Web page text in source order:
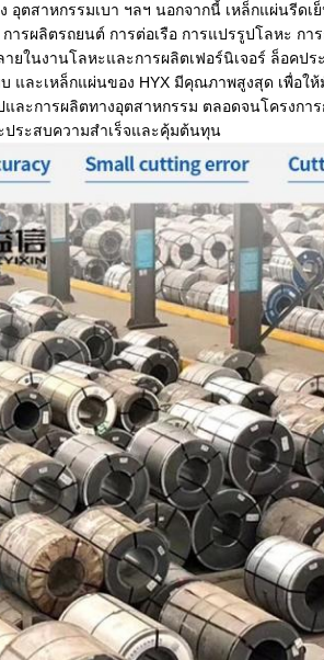
อุตสาหกรรมเบา ฯลฯ นอกจากนี้ เหล็กแผ่นรี
ารผลิตรถยนต์ การต่อเรือ การแปรรูปโลหะ กา
ยในงานโลหะและการผลิตเฟอร์นิเจอร์ ล็อคปร
บ และเหล็กแผ่นของ HYX มีคุณภาพสูงสุด เพื่อ
ะการผลิตทางอุตสาหกรรม ตลอดจนโครงกา
ระสบความสำเร็จและคุ้มต้นทุน